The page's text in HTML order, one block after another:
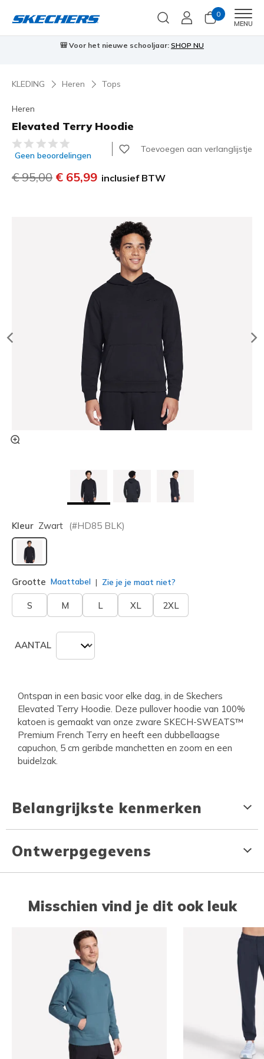
0
MENU
🎒 Voor het nieuwe schooljaar: SHOP NU
KLEDING Heren Tops
Heren
Elevated Terry Hoodie
3,2 van de 5 klantbeoordelingen
Geen beoordelingen
Toevoegen aan verlanglijstje
Prijs verlaagd van
€ 95,00 naar
€ 65,99 inclusief BTW
Kleur Zwart (#HD85 BLK)
geselecteerd
Grootte Maattabel Zie je je maat niet?
S M L XL 2XL
AANTAL
Ontspan in een basic voor elke dag, in de Skechers
Elevated Terry Hoodie. Deze pullover hoodie van 100%
katoen is gemaakt van onze zware SKECH-SWEATS™
Premium French Terry en heeft een dubbellaagse
capuchon, 5 cm geribde manchetten en zoom en een
buidelzak.
Belangrijkste kenmerken
Ontwerpgegevens
Misschien vind je dit ook leuk